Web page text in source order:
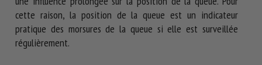
cette raison, la position de la queue est un indicateur
pratique des morsures de la queue si elle est surveillée
régulièrement.